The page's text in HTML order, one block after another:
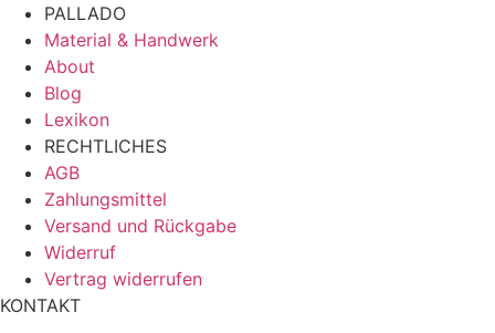
PALLADO
Material & Handwerk
About
Blog
Lexikon
RECHTLICHES
AGB
Zahlungsmittel
Versand und Rückgabe
Widerruf
Vertrag widerrufen
KONTAKT